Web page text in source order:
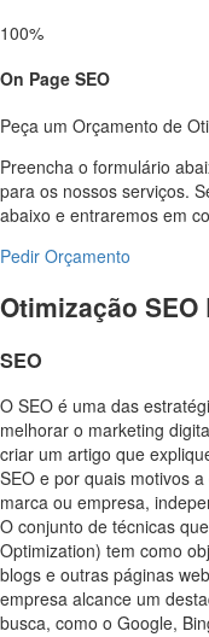
100%
On Page SEO
Peça um Orçamento de
Preencha o formulário
para os nossos serviços.
abaixo e entraremos em
Pedir Orçamento
Otimização SEO
SEO
O SEO é uma das
melhorar o marketing
criar um artigo que
SEO e por quais motivos
marca ou empresa,
O conjunto de técnicas
Optimization) tem como
blogs e outras páginas
empresa alcance um
busca, como o Google,